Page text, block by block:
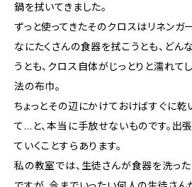
鍋を拭いてきました。
ずっと使ってきたそのクロスはリネンガ
なにたくさんの食器を拭こうとも、どん
うとも、クロス自体がじっとりと濡れて
法の布巾。
ちょっとその辺にかけておけばすぐに乾
て…と、本当に手放せないものです。出
ていくことすらあります。
私の教室では、生徒さんが食器を洗った